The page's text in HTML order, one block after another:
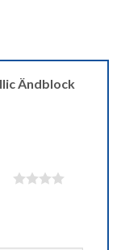
Ändblock